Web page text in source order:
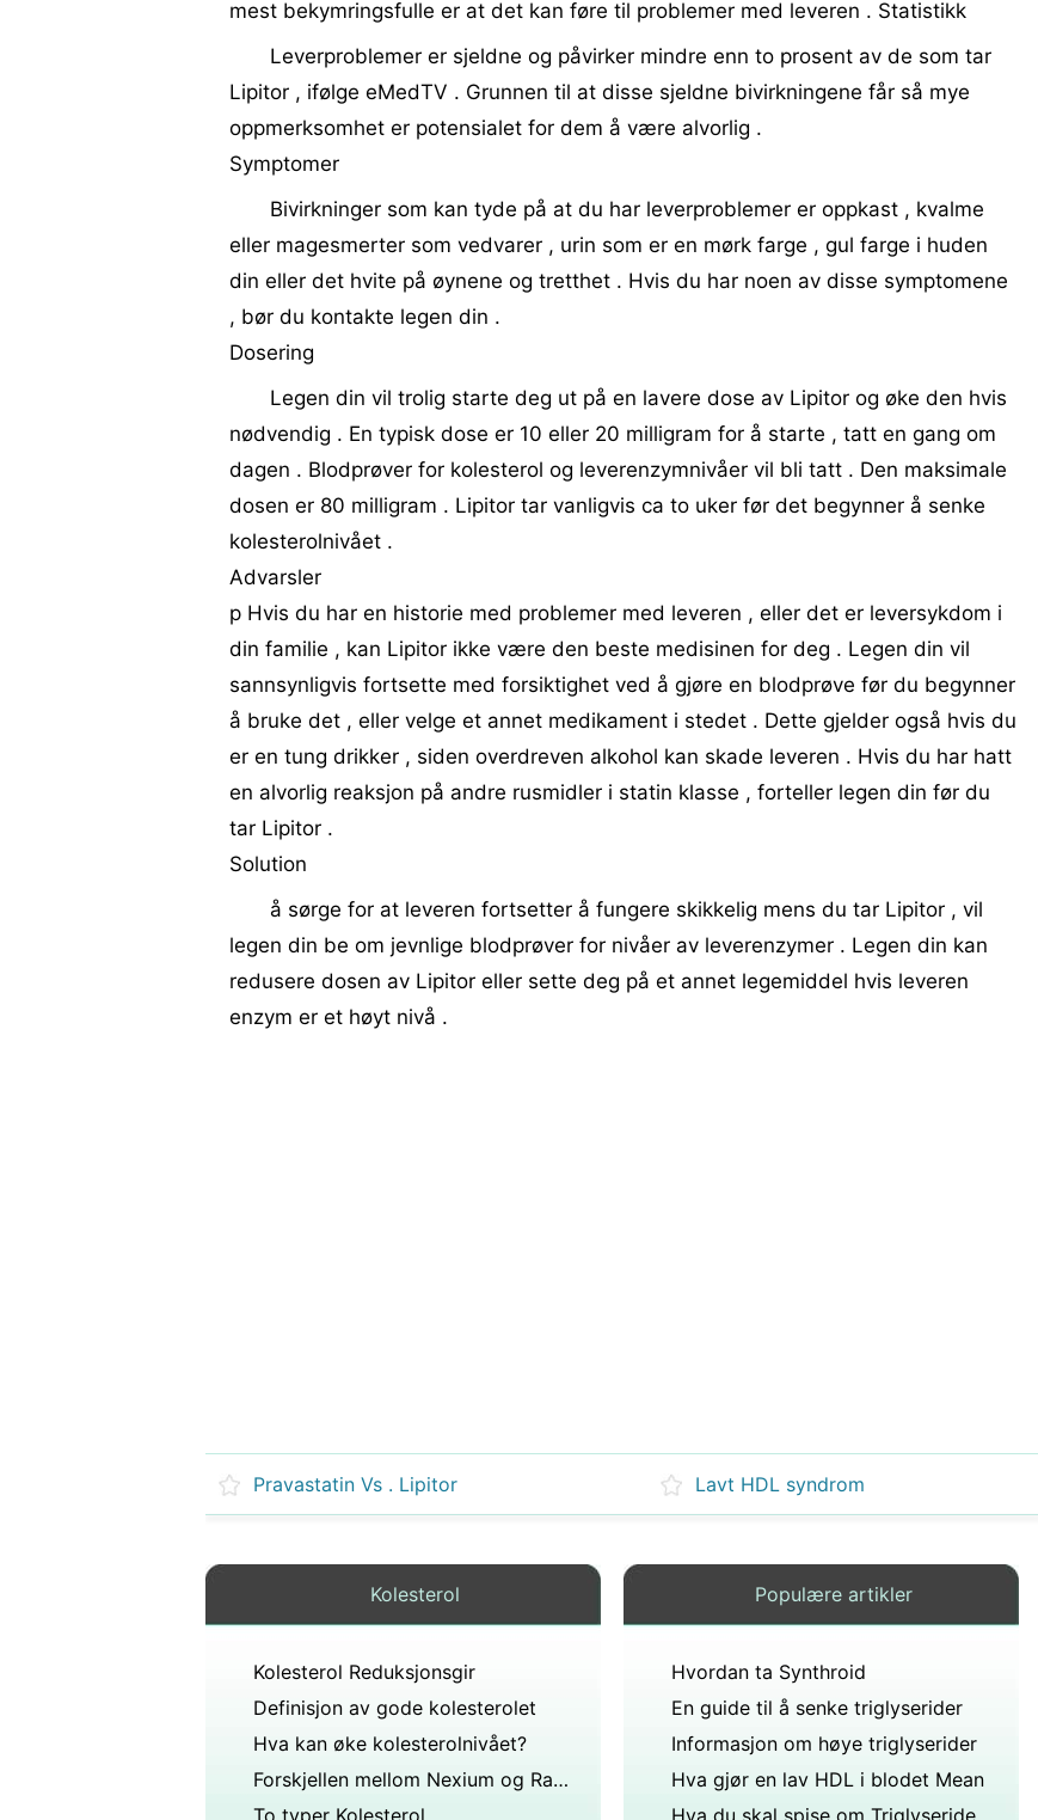
mest bekymringsfulle er at det kan føre til problemer med leveren . Statistikk
Leverproblemer er sjeldne og påvirker mindre enn to prosent av de som tar
Lipitor , ifølge eMedTV . Grunnen til at disse sjeldne bivirkningene får så mye
oppmerksomhet er potensialet for dem å være alvorlig .
Symptomer
Bivirkninger som kan tyde på at du har leverproblemer er oppkast , kvalme
eller magesmerter som vedvarer , urin som er en mørk farge , gul farge i huden
din eller det hvite på øynene og tretthet . Hvis du har noen av disse symptomene
, bør du kontakte legen din .
Dosering
Legen din vil trolig starte deg ut på en lavere dose av Lipitor og øke den hvis
nødvendig . En typisk dose er 10 eller 20 milligram for å starte , tatt en gang om
dagen . Blodprøver for kolesterol og leverenzymnivåer vil bli tatt . Den maksimale
dosen er 80 milligram . Lipitor tar vanligvis ca to uker før det begynner å senke
kolesterolnivået .
Advarsler
p Hvis du har en historie med problemer med leveren , eller det er leversykdom i
din familie , kan Lipitor ikke være den beste medisinen for deg . Legen din vil
sannsynligvis fortsette med forsiktighet ved å gjøre en blodprøve før du begynner
å bruke det , eller velge et annet medikament i stedet . Dette gjelder også hvis du
er en tung drikker , siden overdreven alkohol kan skade leveren . Hvis du har hatt
en alvorlig reaksjon på andre rusmidler i statin klasse , forteller legen din før du
tar Lipitor .
Solution
å sørge for at leveren fortsetter å fungere skikkelig mens du tar Lipitor , vil
legen din be om jevnlige blodprøver for nivåer av leverenzymer . Legen din kan
redusere dosen av Lipitor eller sette deg på et annet legemiddel hvis leveren
enzym er et høyt nivå .
Pravastatin Vs . Lipitor Lavt HDL syndrom
Kolesterol
Kolesterol Reduksjonsgir
Definisjon av gode kolesterolet
Hva kan øke kolesterolnivået?
Forskjellen mellom Nexium og Ranitidin
To typer Kolesterol
Populære artikler
Hvordan ta Synthroid
En guide til å senke triglyserider
Informasjon om høye triglyserider
Hva gjør en lav HDL i blodet Mean